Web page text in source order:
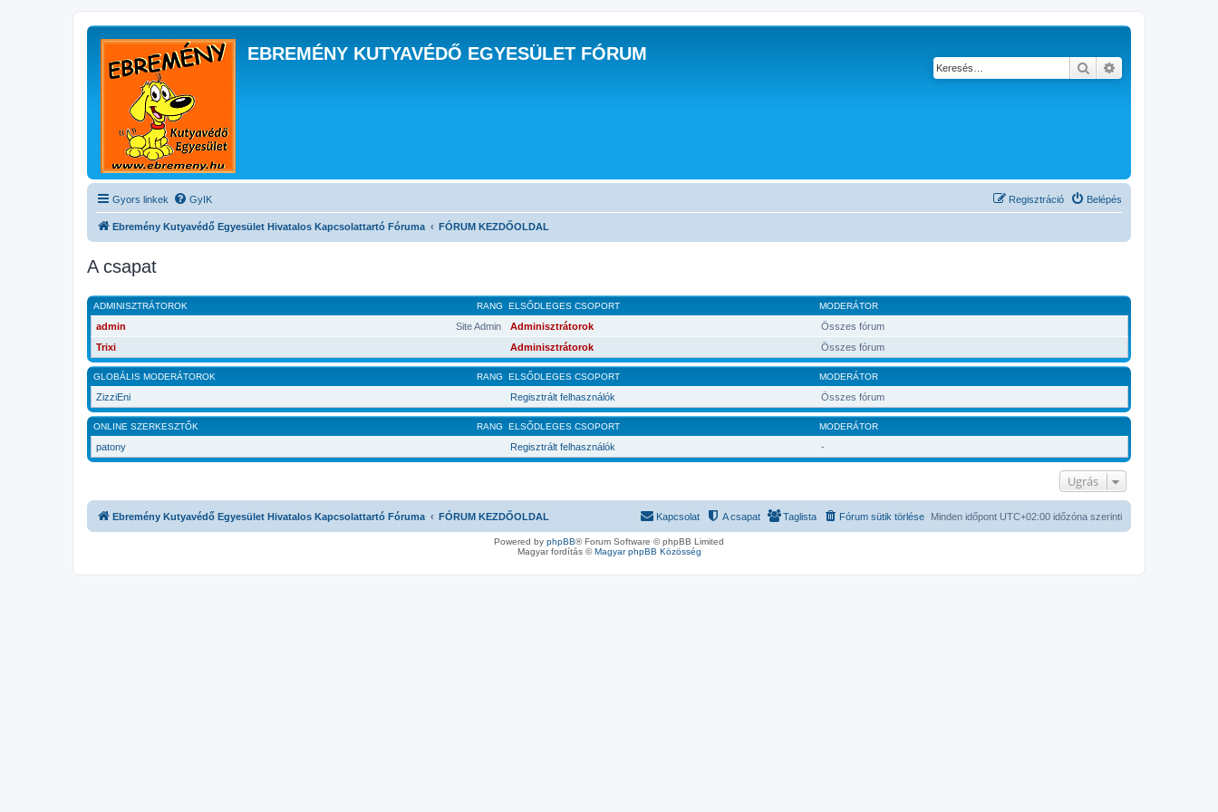
EBREMÉNY KUTYAVÉDŐ EGYESÜLET FÓRUM
Keresés
Gyors linkek GyIK Belépés
Regisztráció
Ebremény Kutyavédő Egyesület Hivatalos Kapcsolattartó Fóruma FÓRUM KEZDŐOLDAL
A csapat
RANG
ADMINISZTRÁTOROK ELSŐDLEGES CSOPORT MODERÁTOR
Site Admin
admin Adminisztrátorok
Összes fórum
Trixi
Adminisztrátorok Összes fórum
RANG
GLOBÁLIS MODERÁTOROK ELSŐDLEGES CSOPORT MODERÁTOR
ZizziEni Regisztrált felhasználók Összes fórum
RANG
ONLINE SZERKESZTŐK ELSŐDLEGES CSOPORT MODERÁTOR
patony Regisztrált felhasználók -
Ugrás
Ebremény Kutyavédő Egyesület Hivatalos Kapcsolattartó Fóruma FÓRUM KEZDŐOLDAL Minden időpont UTC+02:00 időzóna szerinti
Fórum sütik törlése
Taglista
A csapat
Kapcsolat
Powered by phpBB® Forum Software © phpBB Limited
Magyar fordítás ©Magyar phpBB Közösség